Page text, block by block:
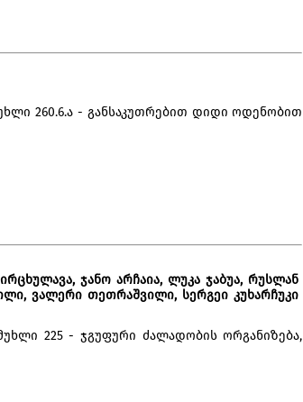
260.6.ა - განსაკუთრებით დიდი ოდენობით
ჯანო არჩაია, ლუკა ჯაბუა, რუსლან
ვალერი თეთრაშვილი, სერგეი კუხარჩუკი
225 - ჯგუფური ძალადობის ორგანიზება,